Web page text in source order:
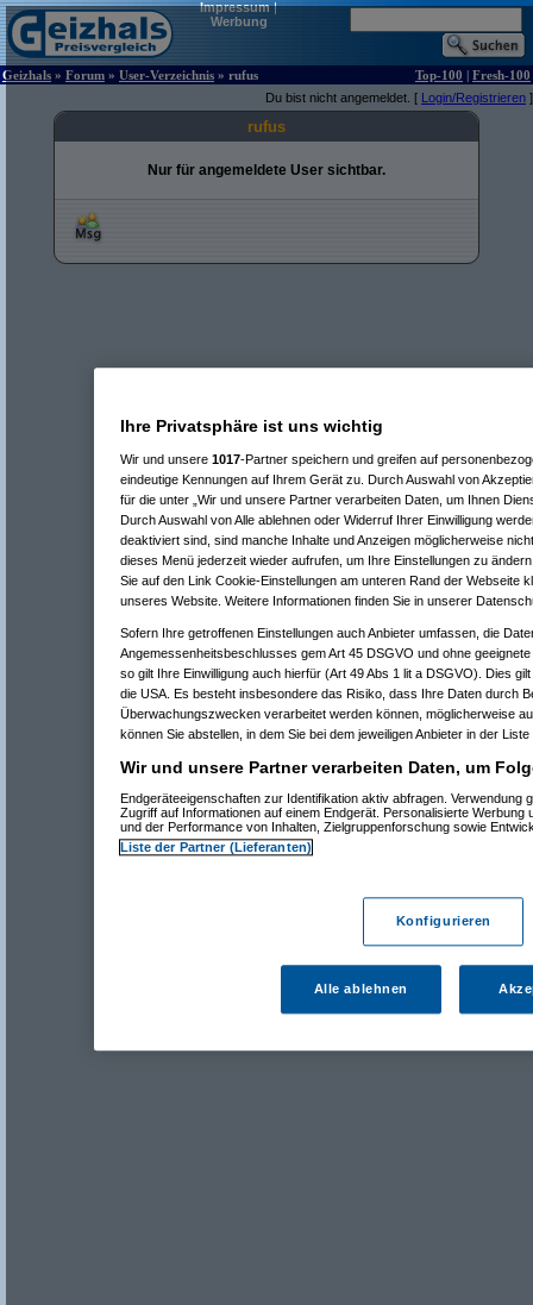
Impressum|
Werbung
Geizhals » Forum » User-Verzeichnis » rufus Top-100 | Fresh-100
Du bist nicht angemeldet. [ Login/Registrieren ]
rufus
Nur für angemeldete User sichtbar.
Ihre Privatsphäre ist uns wichtig
Wir und unsere 1017-Partner speichern und greifen auf
eindeutige Kennungen auf Ihrem Gerät zu. Durch Auswahl von
für die unter „Wir und unsere Partner verarbeiten Daten, um Ihnen
Durch Auswahl von Alle ablehnen oder Widerruf Ihrer Einwilligung
deaktiviert sind, sind manche Inhalte und Anzeigen möglicherweise
dieses Menü jederzeit wieder aufrufen, um Ihre Einstellungen zu
Sie auf den Link Cookie-Einstellungen am unteren Rand der Webseite
unseres Website. Weitere Informationen finden Sie in unserer
Sofern Ihre getroffenen Einstellungen auch Anbieter umfassen, die
Angemessenheitsbeschlusses gem Art 45 DSGVO und ohne
so gilt Ihre Einwilligung auch hierfür (Art 49 Abs 1 lit a DSGVO). Dies
die USA. Es besteht insbesondere das Risiko, dass Ihre Daten durch
Überwachungszwecken verarbeitet werden können, möglicherweise
können Sie abstellen, in dem Sie bei dem jeweiligen Anbieter in der
Wir und unsere Partner verarbeiten Daten, um
Endgeräteeigenschaften zur Identifikation aktiv abfragen. Verwendung
Zugriff auf Informationen auf einem Endgerät. Personalisierte Werbung
und der Performance von Inhalten, Zielgruppenforschung sowie
Liste der Partner (Lieferanten)
Konfigurieren
Alle ablehnen